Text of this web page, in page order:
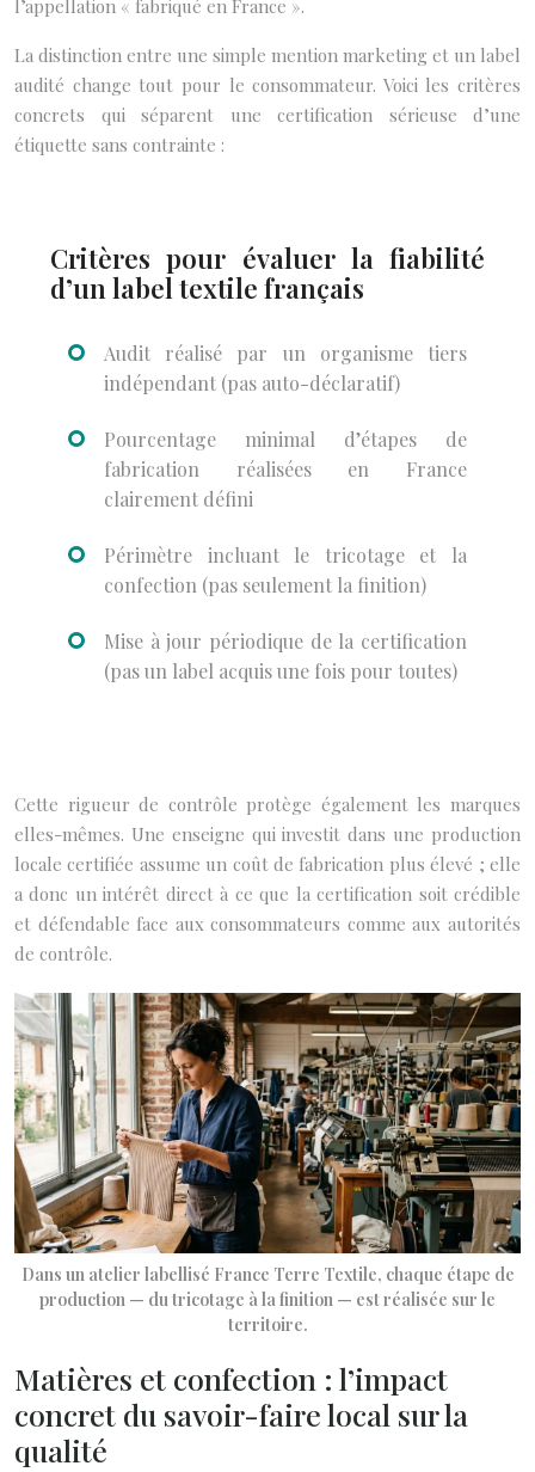
l’appellation « fabriqué en France ».
La distinction entre une simple mention marketing et un label
audité change tout pour le consommateur. Voici les critères
concrets qui séparent une certification sérieuse d’une
étiquette sans contrainte :
Critères pour évaluer la fiabilité
d’un label textile français
Audit réalisé par un organisme tiers
indépendant (pas auto-déclaratif)
Pourcentage minimal d’étapes de
fabrication réalisées en France
clairement défini
Périmètre incluant le tricotage et la
confection (pas seulement la finition)
Mise à jour périodique de la certification
(pas un label acquis une fois pour toutes)
Cette rigueur de contrôle protège également les marques
elles-mêmes. Une enseigne qui investit dans une production
locale certifiée assume un coût de fabrication plus élevé ; elle
a donc un intérêt direct à ce que la certification soit crédible
et défendable face aux consommateurs comme aux autorités
de contrôle.
Dans un atelier labellisé France Terre Textile, chaque étape de
production — du tricotage à la finition — est réalisée sur le
territoire.
Matières et confection : l’impact
concret du savoir-faire local sur la
qualité